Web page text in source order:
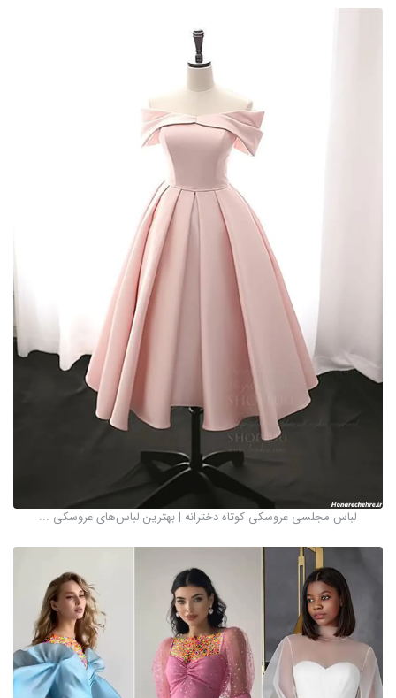
لباس مجلسی عروسکی کوتاه دخترانه | بهترین لباس‌های عروسکی ...